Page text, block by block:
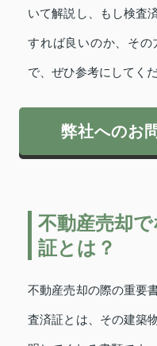
いて解説し、もし検査
すれば良いのか、そ
で、ぜひ参考にしてくだ
弊社へのお
不動産売却
証とは？
不動産売却の際の重要
査済証とは、その建築